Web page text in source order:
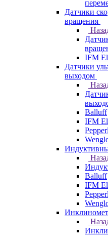
Датчики
вращения
IFM
Датчики
выходом
Balluff
IFM
Balluff
IFM